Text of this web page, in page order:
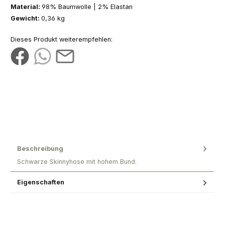
Material: 98% Baumwolle | 2% Elastan
Gewicht: 0,36 kg
Dieses Produkt weiterempfehlen:
Beschreibung
Schwarze Skinnyhose mit hohem Bund.
Eigenschaften